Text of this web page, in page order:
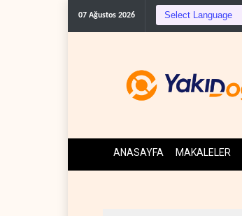
07 Ağustos 2026
ANASAYFA MAKALELER